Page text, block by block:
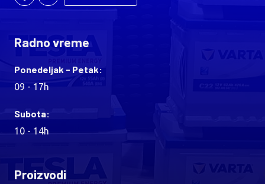
Radno vreme
Ponedeljak - Petak:
09 - 17h
Subota:
10 - 14h
Proizvodi